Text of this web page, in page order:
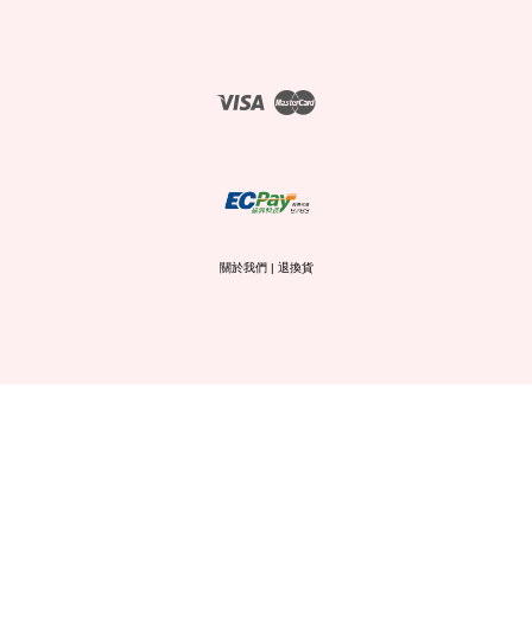
Visa
關於我們| 退換貨